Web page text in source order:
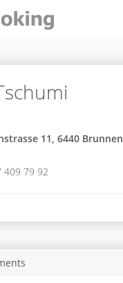
11, 6440 Brunnen
409 79 92